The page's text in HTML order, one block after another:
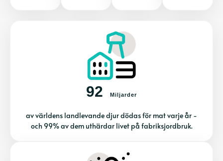
92 Miljarder
av världens landlevande djur dödas för mat varje år -
och 99% av dem uthärdar livet på fabriksjordbruk.